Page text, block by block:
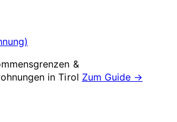
&
inTirol Zum Guide →